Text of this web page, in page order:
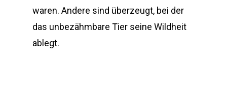
waren. Andere sind überzeugt, bei der
das unbezähmbare Tier seine Wildheit
ablegt.